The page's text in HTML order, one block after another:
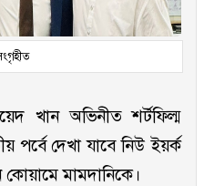
খান অভিনীত শর্টফিল্ম
পর্বে দেখা যাবে নিউ ইয়র্ক
মামদানিকে।